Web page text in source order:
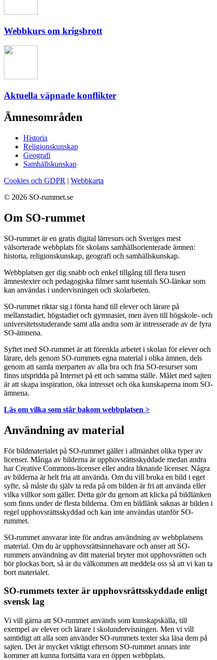
Webbkurs om krigsbrott
Aktuella väpnade konflikter
Ämnesområden
Historia
Religionskunskap
Geografi
Samhällskunskap
Cookies och GDPR | Webbkarta
© 2026 SO-rummet.se
Om SO-rummet
SO-rummet är en gratis digital lärresurs och Sveriges mest
välsorterade webbplats för skolans samhällsorienterade ämnen:
historia, religionskunskap, geografi och samhällskunskap.
Webbplatsen ger dig snabb och enkel tillgång till flera tusen
ämnestexter och pedagogiska filmer samt tusentals SO-länkar som
kan användas i undervisningen och skolarbeten.
SO-rummet riktar sig i första hand till elever och lärare på
mellanstadiet, högstadiet och gymnasiet, men även till högskole- och
universitetsstuderande samt alla andra som är intresserade av de fyra
SO-ämnena.
Syftet med SO-rummet är att förenkla arbetet i skolan för elever och
lärare, dels genom SO-rummets egna material i olika ämnen, dels
genom att samla merparten av alla bra och fria SO-resurser som
finns utspridda på Internet på ett och samma ställe. Målet med sajten
är att skapa inspiration, öka intresset och öka kunskaperna inom SO-
ämnena.
Läs om vilka som står bakom webbplatsen >
Användning av material
För bildmaterialet på SO-rummet gäller i allmänhet olika typer av
licenser. Många av bilderna är upphovsrättsskyddade medan andra
har Creative Commons-licenser eller andra liknande licenser. Några
av bilderna är helt fria att använda. Om du vill bruka en bild i eget
syfte, så måste du själv ta reda på om bilden är fri att använda eller
vilka villkor som gäller. Detta gör du genom att klicka på bildlänken
som finns under de flesta bilderna. Om en bildlänk saknas är bilden i
regel upphovsrättsskyddad och kan inte användas utanför SO-
rummet.
SO-rummet ansvarar inte för andras användning av webbplatsens
material. Om du är upphovsrättsinnehavare och anser att SO-
rummets användning av ditt material bryter mot upphovsrätten och
bör plockas bort, så är du välkommen att meddela oss så att vi kan ta
bort materialet.
SO-rummets texter är upphovsrättsskyddade enligt
svensk lag
Vi vill gärna att SO-rummet används som kunskapskälla, till
exempel av elever och lärare i skolundervisningen. Men vi vill
samtidigt att alla som använder SO-rummets texter ska läsa dem på
sajten. Det är mycket viktigt eftersom SO-rummet annars inte
kommer att kunna fortsätta vara en öppen webbplats.